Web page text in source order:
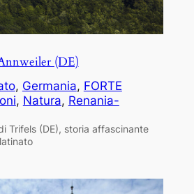
(DE)
, Germania, FORTE
, Natura, Renania-
Trifels (DE), storia affascinante